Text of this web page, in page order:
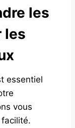
les
les
essentiel
vous